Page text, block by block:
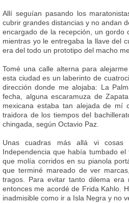
Allí seguían pasando los
cubrir grandes distancias y no andan
encargado de la recepción, un gordo
mientras yo le entregaba la llave del
era del todo un prototipo del macho
Tomé una calle alterna para
esta ciudad es un laberinto de
dirección donde me alojaba: La
fecha, alguna escaramuza de
mexicana estaba tan alejada de mí
traidora de los tiempos del
chingada, según Octavio Paz.
Unas cuadras más allá vi
Independencia que había tumbado
que molía corridos en su pianola
que terminé mareado de ver
tragos. Para evitar tanto dilema
entonces me acordé de Frida Kahlo.
inadmisible como ir a Isla Negra y no